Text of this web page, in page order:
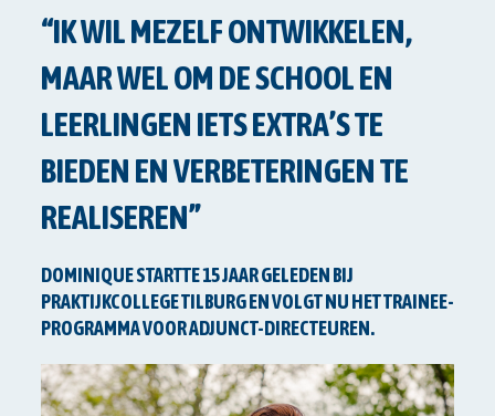
“IK WIL MEZELF ONTWIKKELEN,
MAAR WEL OM DE SCHOOL EN
LEERLINGEN IETS EXTRA’S TE
BIEDEN EN VERBETERINGEN TE
REALISEREN”
DOMINIQUE STARTTE 15 JAAR GELEDEN BIJ
PRAKTIJKCOLLEGE TILBURG EN VOLGT NU HET TRAINEE-
PROGRAMMA VOOR ADJUNCT-DIRECTEUREN.